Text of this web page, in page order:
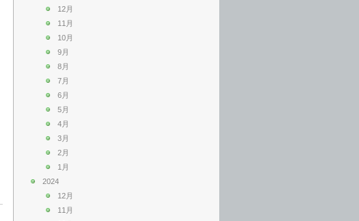
12月
11月
10月
9月
8月
7月
6月
5月
4月
3月
2月
1月
2024
12月
11月